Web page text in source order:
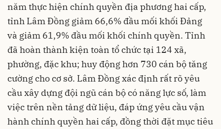
năm thực hiện chính quyền địa phương hai cấp,
tỉnh Lâm Đồng giảm 66,6% đầu mối khối Đảng
và giảm 61,9% đầu mối khối chính quyền. Tỉnh
đã hoàn thành kiện toàn tổ chức tại 124 xã,
phường, đặc khu; huy động hơn 730 cán bộ tăng
cường cho cơ sở. Lâm Đồng xác định rất rõ yêu
cầu xây dựng đội ngũ cán bộ có năng lực số, làm
việc trên nền tảng dữ liệu, đáp ứng yêu cầu vận
hành chính quyền hai cấp, đồng thời đặt mục tiêu